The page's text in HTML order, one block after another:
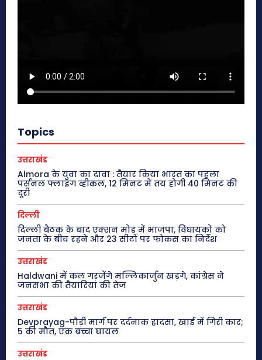
Topics
उत्तराखंड
Almora के युवा का दावा : तैयार किया भारत का पहला
पर्सनल फ्लाइंग व्हीकल, 12 मिनट में तय होगी 40 मिनट की
दूरी
दिल्ली
दिल्ली बैठक के बाद एक्शन मोड में भाजपा, विधायकों को
जनता के बीच रहने और 23 सीटों पर फोकस का निर्देश
उत्तराखंड
Haldwani में कल गरजेंगे मल्लिकार्जुन खड़गे, कांग्रेस ने
जनसभा की तैयारियां की तेज
उत्तराखंड
Devprayag-पौड़ी मार्ग पर दर्दनाक हादसा, खाई में गिरी कार;
5 की मौत, एक बच्चा घायल
उत्तराखंड